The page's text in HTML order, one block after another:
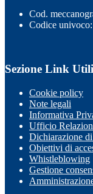
Cod.
Codice
Sezione Link Utili
Cookie policy
Note legali
Informativa
Ufficio
Dichiarazione
Obiettivi di
Whistleblowing
Gestione